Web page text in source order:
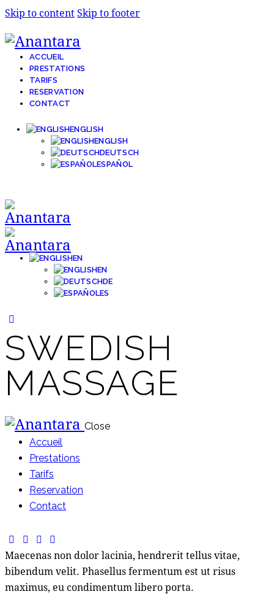
Skip to contentSkip to footer
ACCUEIL
PRESTATIONS
TARIFS
RESERVATION
CONTACT
ENGLISH
ENGLISH
DEUTSCH
ESPAÑOL
EN
EN
DE
ES
SWEDISH
MASSAGE
Close
Accueil
Prestations
Tarifs
Reservation
Contact
Maecenas non dolor lacinia, hendrerit tellus vitae,
bibendum velit. Phasellus fermentum est ut risus
maximus, eu condimentum libero porta.